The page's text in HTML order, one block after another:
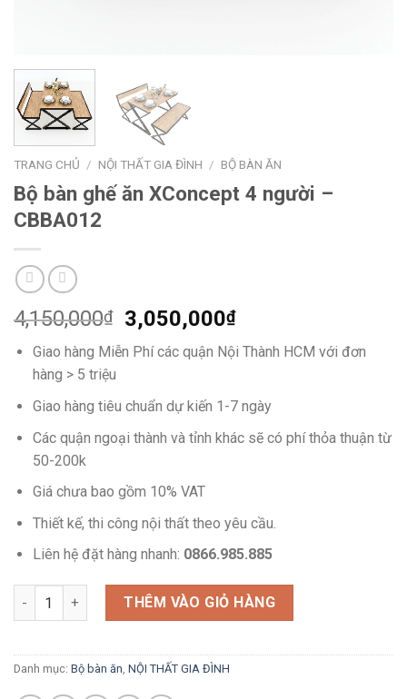
TRANG CHỦ / NỘI THẤT GIA ĐÌNH / BỘ BÀN ĂN
Bộ bàn ghế ăn XConcept 4 người –
CBBA012
4,150,000₫ 3,050,000₫
Giao hàng Miễn Phí các quận Nội Thành HCM với đơn
hàng > 5 triệu
Giao hàng tiêu chuẩn dự kiến 1-7 ngày
Các quận ngoại thành và tỉnh khác sẽ có phí thỏa thuận từ
50-200k
Giá chưa bao gồm 10% VAT
Thiết kế, thi công nội thất theo yêu cầu.
Liên hệ đặt hàng nhanh: 0866.985.885
Bộ bàn ghế ăn XConcept 4 người - CBBA012 số lượng
THÊM VÀO GIỎ HÀNG
Danh mục: Bộ bàn ăn, NỘI THẤT GIA ĐÌNH